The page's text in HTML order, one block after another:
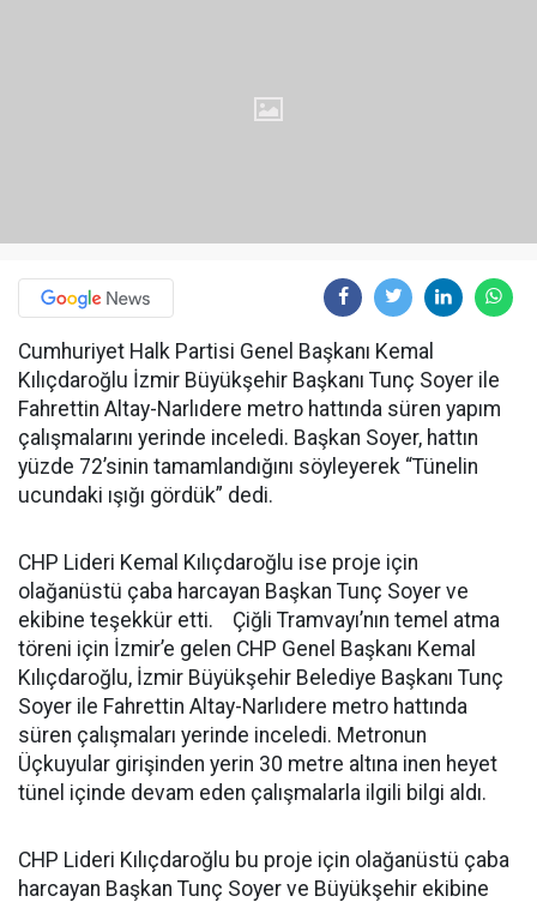
Cumhuriyet Halk Partisi Genel Başkanı Kemal
Kılıçdaroğlu İzmir Büyükşehir Başkanı Tunç Soyer ile
Fahrettin Altay-Narlıdere metro hattında süren yapım
çalışmalarını yerinde inceledi. Başkan Soyer, hattın
yüzde 72’sinin tamamlandığını söyleyerek “Tünelin
ucundaki ışığı gördük” dedi.
CHP Lideri Kemal Kılıçdaroğlu ise proje için
olağanüstü çaba harcayan Başkan Tunç Soyer ve
ekibine teşekkür etti. Çiğli Tramvayı’nın temel atma
töreni için İzmir’e gelen CHP Genel Başkanı Kemal
Kılıçdaroğlu, İzmir Büyükşehir Belediye Başkanı Tunç
Soyer ile Fahrettin Altay-Narlıdere metro hattında
süren çalışmaları yerinde inceledi. Metronun
Üçkuyular girişinden yerin 30 metre altına inen heyet
tünel içinde devam eden çalışmalarla ilgili bilgi aldı.
CHP Lideri Kılıçdaroğlu bu proje için olağanüstü çaba
harcayan Başkan Tunç Soyer ve Büyükşehir ekibine